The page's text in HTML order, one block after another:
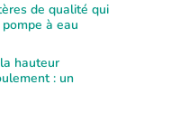
de qualité qui
à eau
hauteur
: un